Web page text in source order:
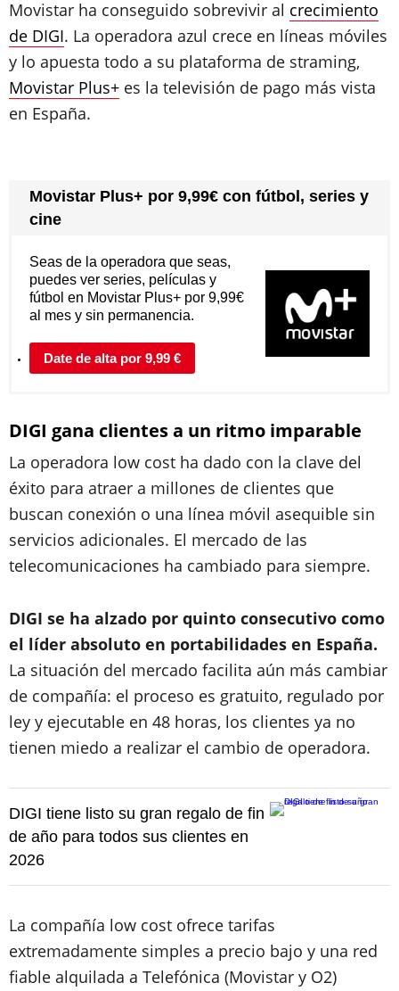
Movistar ha conseguido sobrevivir al crecimiento
de DIGI. La operadora azul crece en líneas móviles
y lo apuesta todo a su plataforma de straming,
Movistar Plus+ es la televisión de pago más vista
en España.
Movistar Plus+ por 9,99€ con fútbol, series y
cine
Date de alta por 9,99 €
Seas de la operadora que seas,
puedes ver series, películas y
fútbol en Movistar Plus+ por 9,99€
al mes y sin permanencia.
DIGI gana clientes a un ritmo imparable
La operadora low cost ha dado con la clave del
éxito para atraer a millones de clientes que
buscan conexión o una línea móvil asequible sin
servicios adicionales. El mercado de las
telecomunicaciones ha cambiado para siempre.
DIGI se ha alzado por quinto consecutivo como
el líder absoluto en portabilidades en España.
La situación del mercado facilita aún más cambiar
de compañía: el proceso es gratuito, regulado por
ley y ejecutable en 48 horas, los clientes ya no
tienen miedo a realizar el cambio de operadora.
DIGI tiene listo su gran regalo de fin
de año para todos sus clientes en
2026
La compañía low cost ofrece tarifas
extremadamente simples a precio bajo y una red
fiable alquilada a Telefónica (Movistar y O2)